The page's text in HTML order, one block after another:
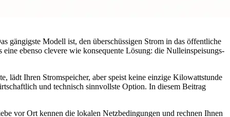
gängigste Modell ist, den überschüssigen Strom in das öffentliche
ebenso clevere wie konsequente Lösung: die Nulleinspeisungs-
lädt Ihren Stromspeicher, aber speist keine einzige Kilowattstunde
und technisch sinnvollste Option. In diesem Beitrag
vor Ort kennen die lokalen Netzbedingungen und rechnen Ihnen